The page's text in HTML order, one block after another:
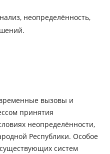
неопределённость,
вызовы и
принятия
неопределённости,
Республики. Особое
систем